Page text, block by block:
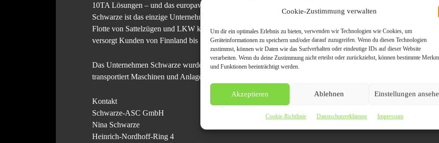
Cookie-Zustimmung verwalten
Um dir ein optimales Erlebnis zu bieten, verwenden wir Technologien wie Cookies, um
Geräteinformationen zu speichern und/oder darauf zuzugreifen. Wenn du diesen Technologien
zustimmst, können wir Daten wie das Surfverhalten oder eindeutige IDs auf dieser Website
verarbeiten. Wenn du deine Zustimmung nicht erteilst oder zurückziehst, können bestimmte
und Funktionen beeinträchtigt werden.
Akzeptieren Ablehnen Einstellungen
Cookie-Richtlinie Datenschutzerklärung Impressum
10TA Lösungen – und das europaweit.
Schwarze ist das einzige Unternehmen in Niedersachsen, das über einen Spierings SK1265-AT6 10TA im
Flotte von Sattelzügen und LKW kommen dieser besondere Kran und andere Modelle aber nicht nur lokal
versorgt Kunden von Finnland bis Italien und bietet dazu individuell erstellte Angebote.
Das Unternehmen Schwarze wurde 1952 gegründet und wird mittlerweile in dritter Generation von Nina
transportiert Maschinen und Anlagen im standardisierten Bereich oder bei Großraum- und Schwertransporten.
Kontakt
Schwarze-ASC GmbH
Nina Schwarze
Heinrich-Nordhoff-Ring 4